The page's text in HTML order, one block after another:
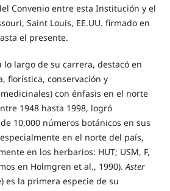
Convenio entre esta Institución y el
Saint Louis, EE.UU. firmado en
el presente.
lo largo de su carrera, destacó en
florística, conservación y
con énfasis en el norte
1948 hasta 1998, logró
10,000 números botánicos en sus
en el norte del país,
en los herbarios: HUT; USM, F,
en Holmgren et al., 1990). Aster
es la primera especie de su